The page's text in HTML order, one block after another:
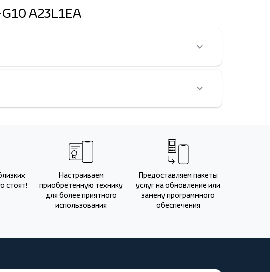
A23L1EA
стоят!
Настраиваем
приобретенную технику
для более приятного
использования
Предоставляем пакеты
услуг на обновление или
замену программного
обеспечения